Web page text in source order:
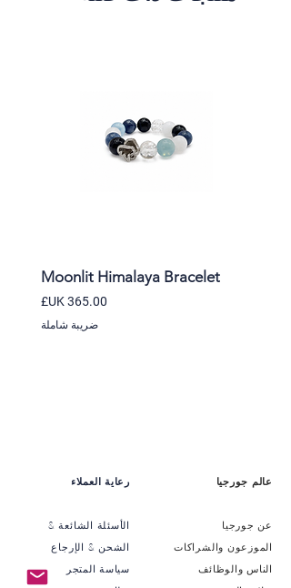
Moonlit Himalaya Bracelet
السعر
ضريبة شاملة
رعاية العملاء
الأسئلة الشائعة &
الشحن & الإرجاع
سياسة المتجر
عالم جورجيا
عن جورجيا
الموزعون والشراكات
الناس والوظائف